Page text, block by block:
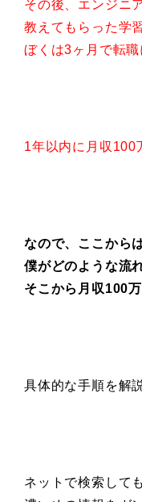
その後、エンジニ
教えてもらった学
ぼくは3ヶ月で転職
1年以内に月収100
なので、ここからは
僕がどのような流
そこから月収100
具体的な手順を解
ネットで検索して